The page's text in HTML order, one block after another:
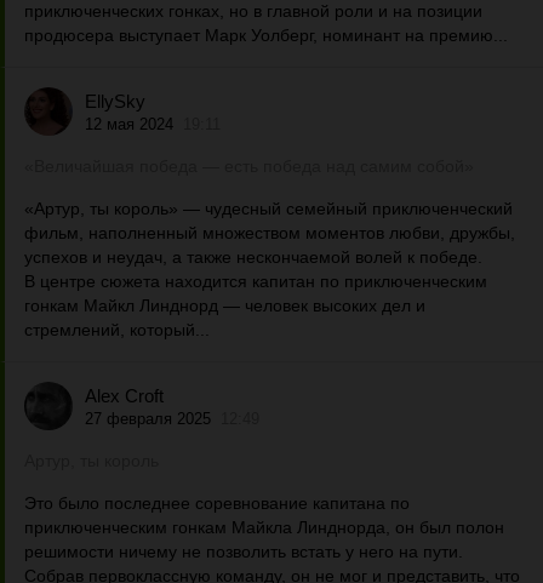
приключенческих гонках, но в главной роли и на позиции
продюсера выступает Марк Уолберг, номинант на премию...
EllySky
12 мая 2024
«Артур, ты король» — чудесный семейный приключенческий
фильм, наполненный множеством моментов любви, дружбы,
успехов и неудач, а также нескончаемой волей к победе.
В центре сюжета находится капитан по приключенческим
гонкам Майкл Линднорд — человек высоких дел и
стремлений, который...
Alex Croft
27 февраля 2025
Это было последнее соревнование капитана по
приключенческим гонкам Майкла Линднорда, он был полон
решимости ничему не позволить встать у него на пути.
Собрав первоклассную команду, он не мог и представить, что